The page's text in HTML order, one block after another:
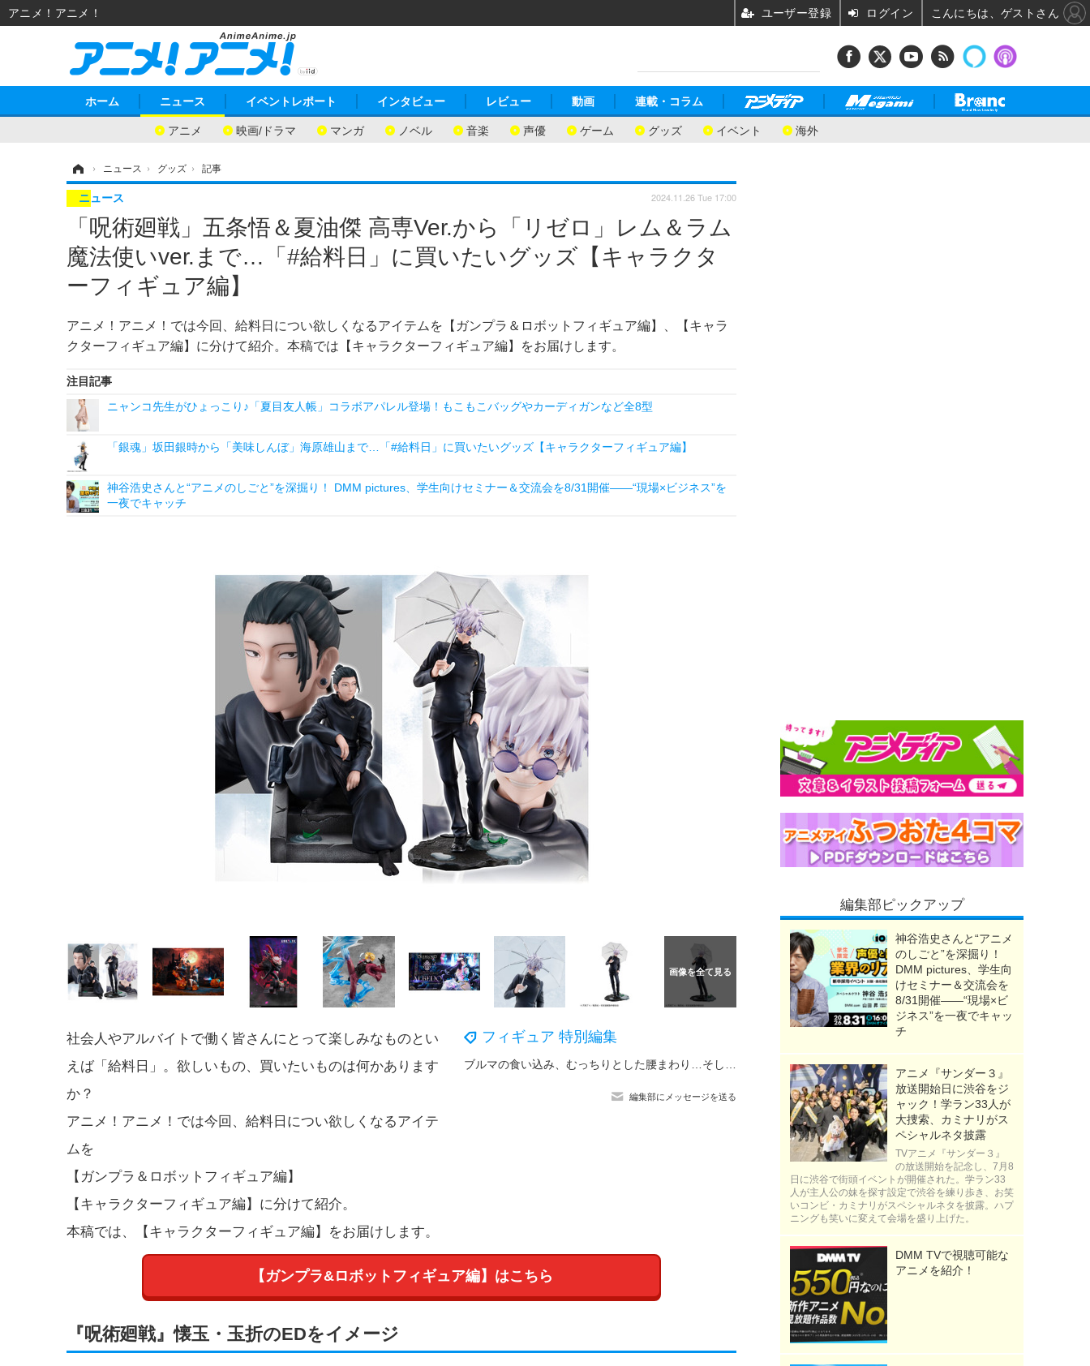
ホーム ニュース
アニメ 映画/ドラマ マンガ ノベル 音楽 声優 ゲーム グッズ イベント 海外
イベントレポート インタビュー レビュー 動画 連載・コラム
› ニュース › グッズ › 記事
「呪術廻戦」五条悟＆夏油傑 高専Ver.から「リゼロ」レム＆ラム
魔法使いver.まで…「#給料日」に買いたいグッズ【キャラクタ
ーフィギュア編】
アニメ！アニメ！では今回、給料日につい欲しくなるアイテムを【ガンプラ＆ロボットフィギュア編】、【キャラ
クターフィギュア編】に分けて紹介。本稿では【キャラクターフィギュア編】をお届けします。
ニュース 2024.11.26 Tue 17:00
注目記事
ニャンコ先生がひょっこり♪「夏目友人帳」コラボアパレル登場！もこもこバッグやカーディガンなど全8型
「銀魂」坂田銀時から「美味しんぼ」海原雄山まで…「#給料日」に買いたいグッズ【キャラクターフィギュア編】
神谷浩史さんと“アニメのしごと”を深掘り！ DMM pictures、学生向けセミナー＆交流会を8/31開催――“現場×ビジネス”を
一夜でキャッチ
フィギュア 特別編集
編集部にメッセージを送る
社会人やアルバイトで働く皆さんにとって楽しみなものとい
えば「給料日」。欲しいもの、買いたいものは何かあります
か？
アニメ！アニメ！では今回、給料日につい欲しくなるアイテ
ムを
【ガンプラ＆ロボットフィギュア編】
【キャラクターフィギュア編】 に分けて紹介。
本稿では、
【キャラクターフィギュア編】 をお届けします。
【ガンプラ&ロボットフィギュア編】はこちら
『呪術廻戦』懐玉・玉折のEDをイメージ
編集部ピックアップ
神谷浩史さんと“アニメ
のしごと”を深掘り！
DMM pictures、学生向
けセミナー＆交流会を
8/31開催――“現場×ビ
ジネス”を一夜でキャッ
チ
アニメ『サンダー３』
放送開始日に渋谷をジ
ャック！学ラン33人が
大捜索、カミナリがス
ペシャルネタ披露
TVアニメ『サンダー３』
の放送開始を記念し、7月8
日に渋谷で街頭イベントが開催された。学ラン33
人が主人公の妹を探す設定で渋谷を練り歩き、お笑
いコンビ・カミナリがスペシャルネタを披露。ハプ
ニングも笑いに変えて会場を盛り上げた。
DMM TVで視聴可能な
アニメを紹介！
アニメ！アニメ！ ユーザー登録 ログイン こんにちは、ゲストさん